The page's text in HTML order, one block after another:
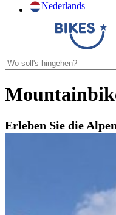
Nederlands
Erleben Sie die